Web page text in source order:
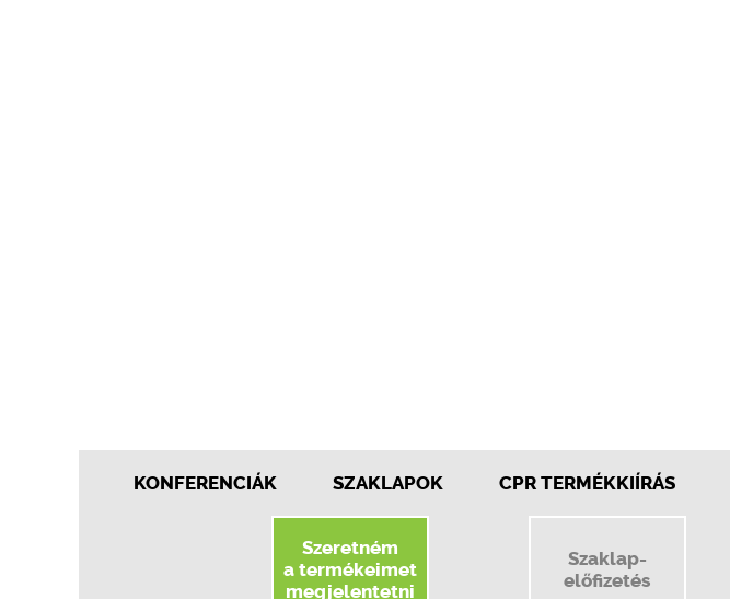
KONFERENCIÁK SZAKLAPOK CPR TERMÉKKIÍRÁS
Szeretném
a termékeimet
megjelentetni
Szaklap-
előfizetés